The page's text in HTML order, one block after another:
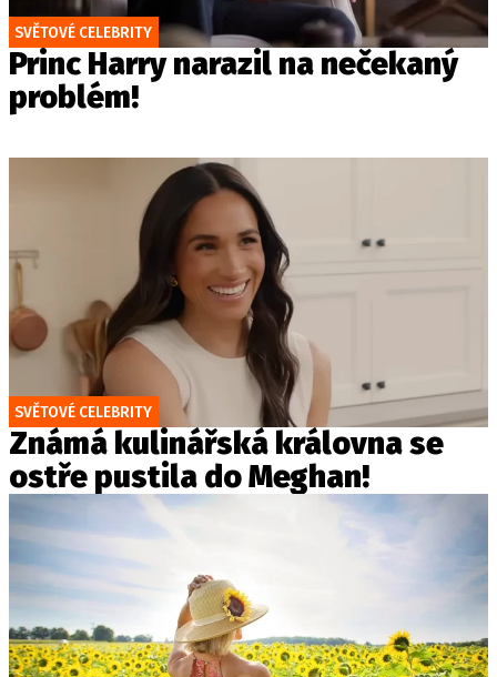
SVĚTOVÉ CELEBRITY
Princ Harry narazil na nečekaný
problém!
SVĚTOVÉ CELEBRITY
Známá kulinářská královna se
ostře pustila do Meghan!